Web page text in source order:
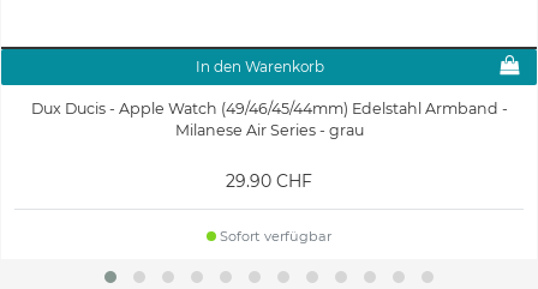
In den Warenkorb
Dux Ducis - Apple Watch (49/46/45/44mm) Edelstahl Armband -
Milanese Air Series - grau
29.90 CHF
Sofort verfügbar